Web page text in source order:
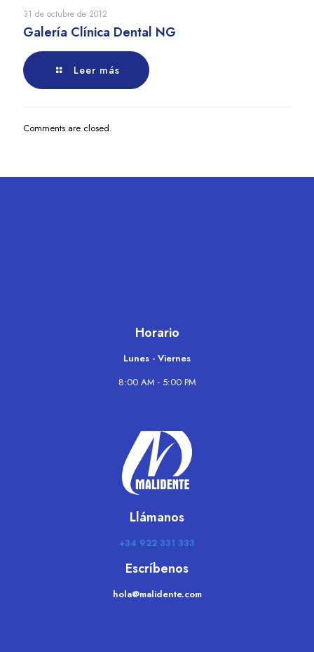
31 de octubre de 2012
Galería Clínica Dental NG
Leer más
Comments are closed.
Horario
Lunes - Viernes
8:00 AM - 5:00 PM
Llámanos
+34 922 331 333
Escríbenos
moc.etnedilam@aloh